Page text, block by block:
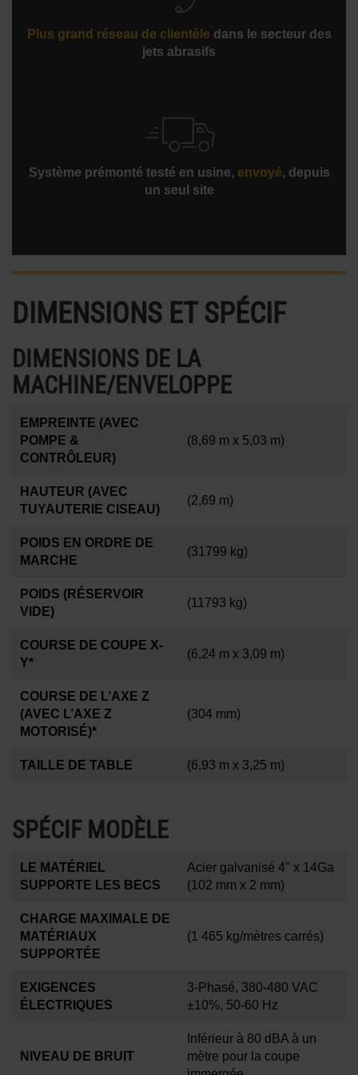
Plus grand réseau de clientèle dans le secteur des
jets abrasifs
Système prémonté testé en usine, envoyé, depuis
un seul site
DIMENSIONS ET SPÉCIF
DIMENSIONS DE LA
MACHINE/ENVELOPPE
EMPREINTE (AVEC
POMPE &
CONTRÔLEUR)
(8,69 m x 5,03 m)
HAUTEUR (AVEC
TUYAUTERIE CISEAU)
(2,69 m)
POIDS EN ORDRE DE
MARCHE
(31799 kg)
POIDS (RÉSERVOIR
VIDE)
(11793 kg)
COURSE DE COUPE X-
Y*
(6,24 m x 3,09 m)
COURSE DE L’AXE Z
(AVEC L’AXE Z
MOTORISÉ)*
(304 mm)
TAILLE DE TABLE (6,93 m x 3,25 m)
SPÉCIF MODÈLE
LE MATÉRIEL
SUPPORTE LES BECS
Acier galvanisé 4" x 14Ga
(102 mm x 2 mm)
CHARGE MAXIMALE DE
MATÉRIAUX
SUPPORTÉE
(1 465 kg/mètres carrés)
EXIGENCES
ÉLECTRIQUES
3-Phasé, 380-480 VAC
±10%, 50-60 Hz
NIVEAU DE BRUIT
Inférieur à 80 dBA à un
mètre pour la coupe